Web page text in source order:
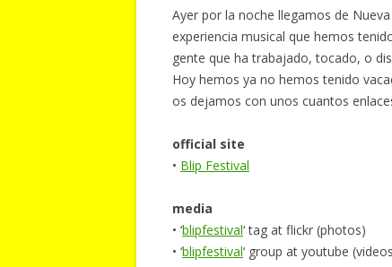
Ayer por la noche llegamos de
experiencia musical que hemos
gente que ha trabajado, tocado, o
Hoy hemos ya no hemos tenido
os dejamos con unos cuantos
official site
• Blip Festival
media
• ‘blipfestival‘ tag at flickr (photos)
• ‘blipfestival‘ group at youtube